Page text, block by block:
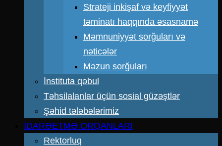
Strateji inkişaf və keyfiyyət
təminatı haqqında əsasnamə
Məmnuniyyət sorğuları və
nəticələr
Məzun sorğuları
İnstituta qəbul
Təhsilalanlar üçün sosial güzəştlər
Şəhid tələbələrimiz
İDARƏETMƏ ORQANLARI
Rektorluq